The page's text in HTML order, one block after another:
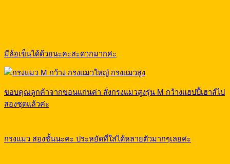
มีล้อเข็นได้ด้วยนะคะสะดวกมากค่ะ
ขอบคุณลูกค้าจากขอนแก่นค่า สั่งกรงแมวสูงรุ่น M กว้างแฮปปี้เฮาส์ไป
สองชุดแล้วค่ะ
กรงแมว สองชั้นนะคะ ประหยัดที่ใส่ได้หลายตัวมากๆเลยค่ะ